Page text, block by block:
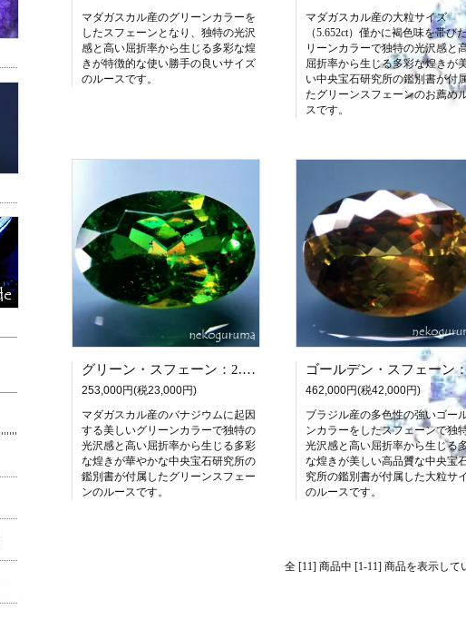
マダガスカル産のグリーンカラーを
したスフェーンとなり、独特の光沢
感と高い屈折率から生じる多彩な煌
きが特徴的な使い勝手の良いサイズ
のルースです。
マダガスカル産の大粒サイズ
（5.652ct）僅かに褐色味を帯び
リーンカラーで独特の光沢感と
屈折率から生じる多彩な煌きが
い中央宝石研究所の鑑別書が付
たグリーンスフェーンのお薦め
スです。
グリーン・スフェーン：2.839ct（中央宝石研究所鑑別書付属）
253,000円(税23,000円)
マダガスカル産のバナジウムに起因
する美しいグリーンカラーで独特の
光沢感と高い屈折率から生じる多彩
な煌きが華やかな中央宝石研究所の
鑑別書が付属したグリーンスフェー
ンのルースです。
462,000円(税42,000円)
ブラジル産の多色性の強いゴー
ンカラーをしたスフェーンで独
光沢感と高い屈折率から生じる
な煌きが美しい高品質な中央宝
究所の鑑別書が付属した大粒サ
のルースです。
全 [11] 商品中 [1-11] 商品を表示して